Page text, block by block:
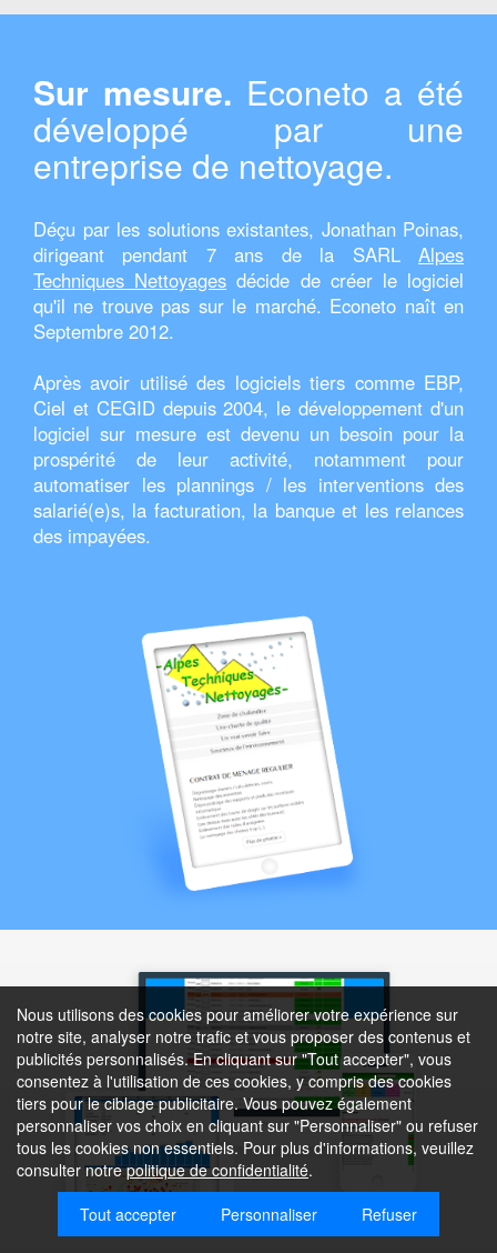
Nous utilisons des cookies pour améliorer votre expérience sur
notre site, analyser notre trafic et vous proposer des contenus et
publicités personnalisés. En cliquant sur "Tout accepter", vous
consentez à l'utilisation de ces cookies, y compris des cookies
tiers pour le ciblage publicitaire. Vous pouvez également
personnaliser vos choix en cliquant sur "Personnaliser" ou refuser
tous les cookies non essentiels. Pour plus d'informations, veuillez
consulter notrepolitique de confidentialité.
Tout accepter
Personnaliser Refuser
Sur mesure. Econeto a été
développé par une
entreprise de nettoyage.
Déçu par les solutions existantes, Jonathan Poinas,
dirigeant pendant 7 ans de la SARL Alpes
Techniques Nettoyages décide de créer le logiciel
qu'il ne trouve pas sur le marché. Econeto naît en
Septembre 2012.
Après avoir utilisé des logiciels tiers comme EBP,
Ciel et CEGID depuis 2004, le développement d'un
logiciel sur mesure est devenu un besoin pour la
prospérité de leur activité, notamment pour
automatiser les plannings / les interventions des
salarié(e)s, la facturation, la banque et les relances
des impayées.